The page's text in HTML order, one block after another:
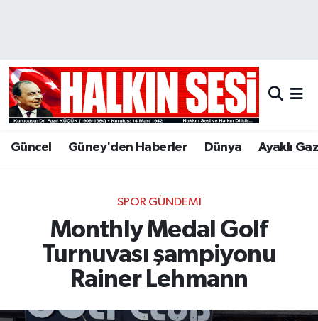
Güncel Güney'den Haberler Dünya Ayaklı
SPOR GÜNDEMI
Monthly Medal Golf
Turnuvası şampiyonu
Rainer Lehmann
Hava Durumu
Trafik Durumu
Tüm Manşetler
Son Dakika Haberleri
Haber Arşivi